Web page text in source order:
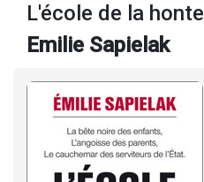
L'école de la honte
Emilie Sapielak